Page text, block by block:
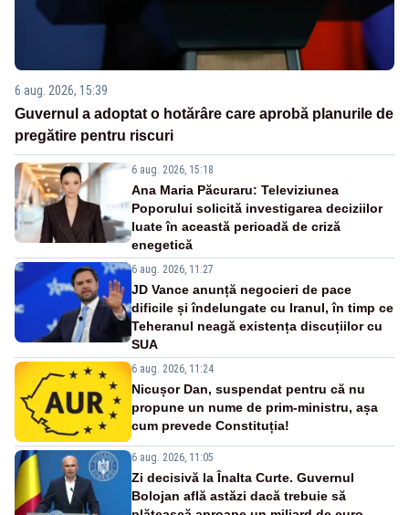
6 aug. 2026, 15:39
Guvernul a adoptat o hotărâre care aprobă planurile de
pregătire pentru riscuri
6 aug. 2026, 15:18
Ana Maria Păcuraru: Televiziunea
Poporului solicită investigarea deciziilor
luate în această perioadă de criză
enegetică
6 aug. 2026, 11:27
JD Vance anunță negocieri de pace
dificile și îndelungate cu Iranul, în timp ce
Teheranul neagă existența discuțiilor cu
SUA
6 aug. 2026, 11:24
Nicușor Dan, suspendat pentru că nu
propune un nume de prim-ministru, așa
cum prevede Constituția!
6 aug. 2026, 11:05
Zi decisivă la Înalta Curte. Guvernul
Bolojan află astăzi dacă trebuie să